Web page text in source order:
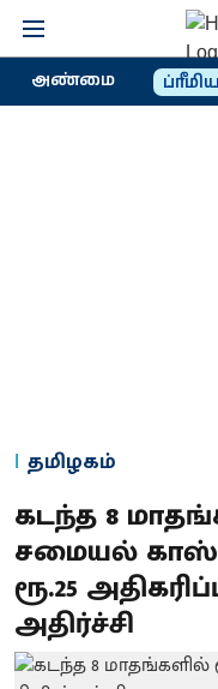
அண்மை
தமிழகம்
கடந்த 8
சமையல் காஸ்
ரூ.25
அதிர்ச்சி